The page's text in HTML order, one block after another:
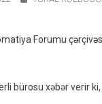
Forumu
bürosu xəbər verir